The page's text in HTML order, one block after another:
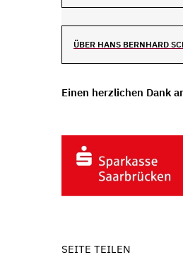
ÜBER HANS BERNHARD
Einen herzlichen Dank
SEITE TEILEN